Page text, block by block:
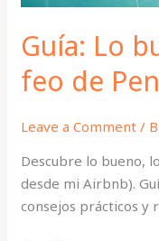
Guía: Lo
feo de
Leave a Comment /
Descubre lo bueno,
desde mi Airbnb).
consejos prácticos y
Pensilvania